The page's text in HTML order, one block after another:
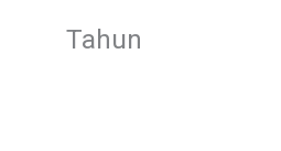
Tahun